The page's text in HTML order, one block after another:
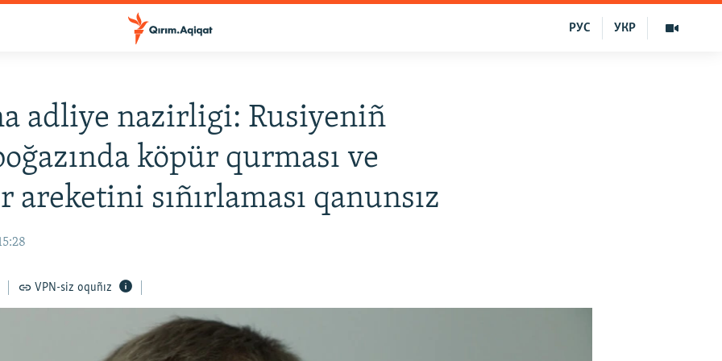
УКР
РУС
adliye nazirligi: Rusiyeniñ
köpür qurması ve
areketini sıñırlaması qanunsız
VPN-siz oquñız